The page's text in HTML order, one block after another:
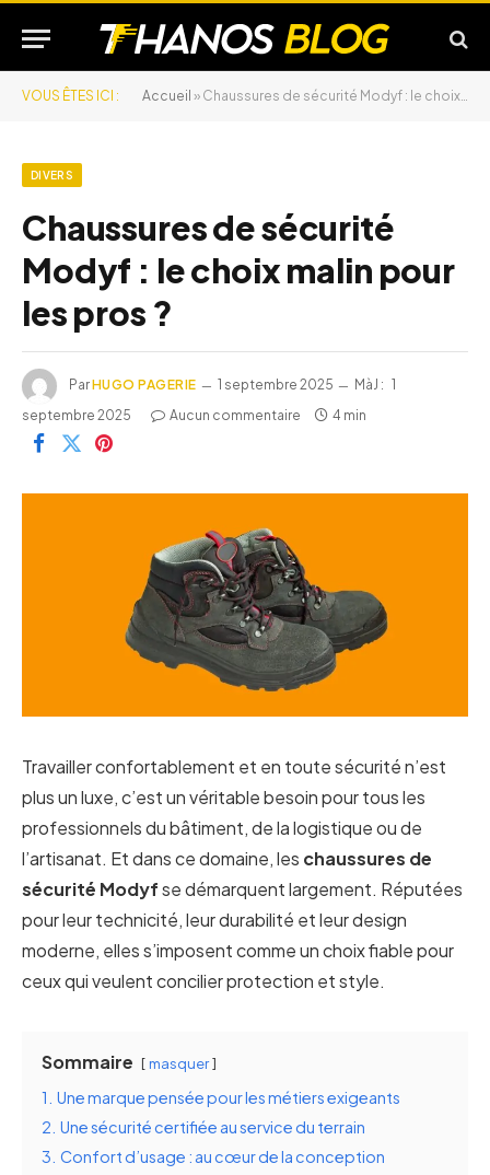
VOUS ÊTES ICI : Accueil » Chaussures de sécurité Modyf : le choix malin pour les pros ?
DIVERS
Chaussures de sécurité
Modyf : le choix malin pour
les pros ?
ParHUGO PAGERIE 1 septembre 2025 MàJ : 1
septembre 2025
Aucun commentaire 4 min
Travailler confortablement et en toute sécurité n’est
plus un luxe, c’est un véritable besoin pour tous les
professionnels du bâtiment, de la logistique ou de
l’artisanat. Et dans ce domaine, les chaussures de
sécurité Modyfse démarquent largement. Réputées
pour leur technicité, leur durabilité et leur design
moderne, elles s’imposent comme un choix fiable pour
ceux qui veulent concilier protection et style.
Sommaire masquer
1. Une marque pensée pour les métiers exigeants
2. Une sécurité certifiée au service du terrain
3. Confort d’usage : au cœur de la conception